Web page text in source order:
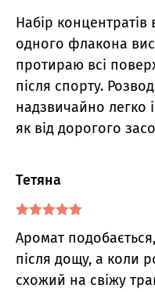
з 5
Набір концентратів
одного флакона
протираю всі
після спорту.
надзвичайно легко
як від дорогого
з 5
Тетяна
Аромат подобається,
після дощу, а коли
схожий на свіжу